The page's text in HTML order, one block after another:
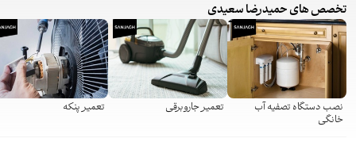
تخصص های حمیدرضا سعیدی
نصب دستگاه تصفیه آب
خانگی
تعمیر جاروبرقی تعمیر پنکه